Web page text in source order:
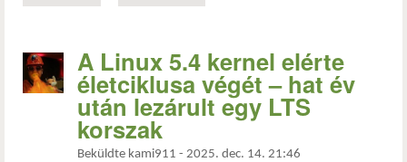
A Linux 5.4 kernel elérte
életciklusa végét – hat év
után lezárult egy LTS
korszak
Beküldte kami911 - 2025. dec. 14. 21:46